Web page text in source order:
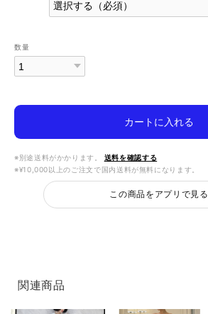
数量
カートに入れる
※別途送料がかかります。
送料を確認する
※¥10,000以上のご注文で国内送料が無料になります。
この商品をアプリで見る
関連商品